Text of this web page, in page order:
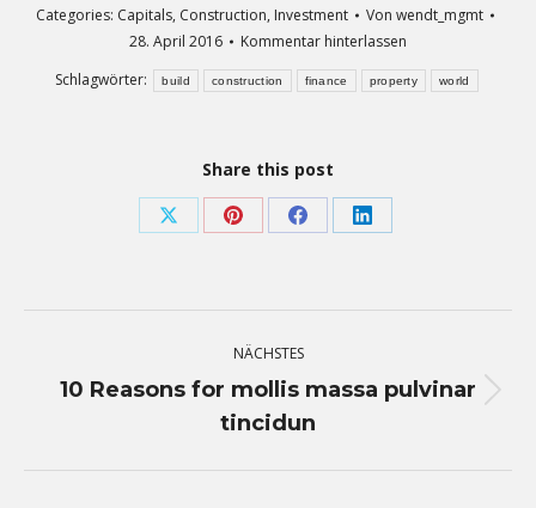
Categories: Capitals, Construction, Investment Von wendt_mgmt
28. April 2016
Kommentar hinterlassen
Schlagwörter:
build construction finance property world
Share this post
Teilen
X
Teilen
Pinterest
Teilen
Facebook
Teilen
LinkedIn
Kommentarnavigation
NÄCHSTES
Nächster
Beitrag:
10 Reasons for mollis massa pulvinar
tincidun